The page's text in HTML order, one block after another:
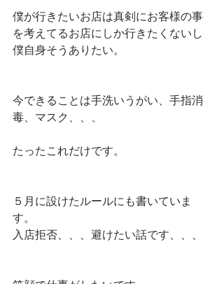
僕が行きたいお店は真剣にお客様の事
を考えてるお店にしか行きたくないし
僕自身そうありたい。
今できることは手洗いうがい、手指消
毒、マスク、、、
たったこれだけです。
５月に設けたルールにも書いていま
す。
入店拒否、、、避けたい話です、、、